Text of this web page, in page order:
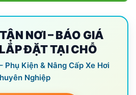
NƠI – BÁO GIÁ
ĐẶT TẠI CHỖ
Phụ Kiện & Nâng Cấp Xe Hơi
Nghiệp